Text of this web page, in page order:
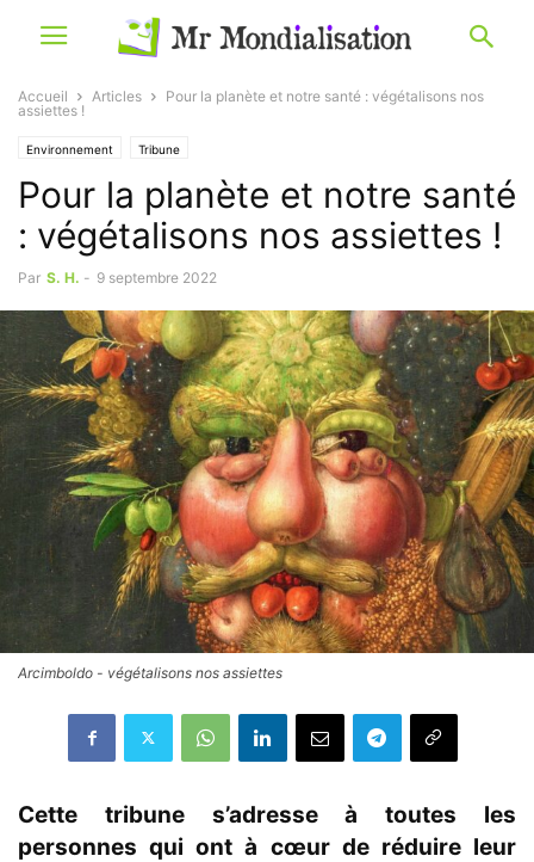
Accueil Articles
Pour la planète et notre santé : végétalisons nos
assiettes !
Environnement Tribune
Pour la planète et notre santé
: végétalisons nos assiettes !
Par S. H. - 9 septembre 2022
Arcimboldo - végétalisons nos assiettes
Cette tribune s’adresse à toutes les
personnes qui ont à cœur de réduire leur